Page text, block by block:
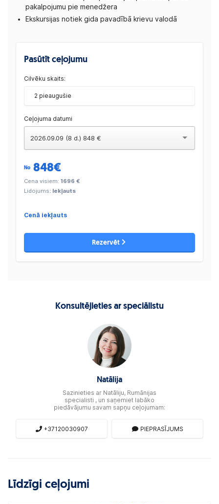
pakalpojumu pie menedžera
Ekskursijas notiek gida pavadībā krievu valodā
Pasūtīt ceļojumu
Cilvēku skaits:
2 pieaugušie
Ceļojuma datumi
2026.09.09 (8 d.) 848 €
No 848€
Cena visiem: 1696 €
Lidojums: Iekļauts
Cenā iekļauts
Rezervēt
Konsultējieties ar speciālistu
Natālija
Sazinieties ar Natāliju, Rumānijas
specialisti , un saņemiet labāko
piedāvājumu savam sapņu ceļojumam:
+37120030907 PIEPRASĪJUMS
Līdzīgi ceļojumi